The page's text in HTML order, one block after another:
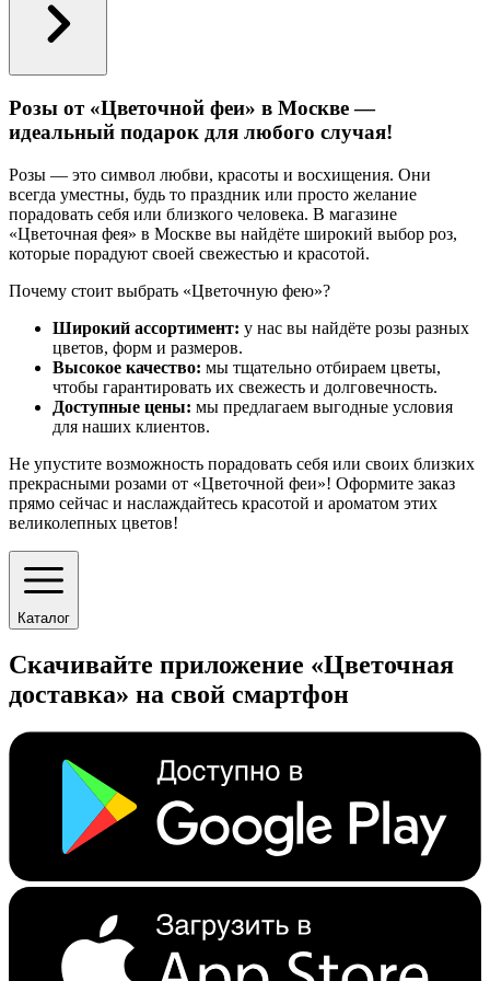
Розы от «Цветочной феи» в Москве —
идеальный подарок для любого случая!
Розы — это символ любви, красоты и восхищения. Они
всегда уместны, будь то праздник или просто желание
порадовать себя или близкого человека. В магазине
«Цветочная фея» в Москве вы найдёте широкий выбор роз,
которые порадуют своей свежестью и красотой.
Почему стоит выбрать «Цветочную фею»?
Широкий ассортимент: у нас вы найдёте розы разных
цветов, форм и размеров.
Высокое качество: мы тщательно отбираем цветы,
чтобы гарантировать их свежесть и долговечность.
Доступные цены: мы предлагаем выгодные условия
для наших клиентов.
Не упустите возможность порадовать себя или своих близких
прекрасными розами от «Цветочной феи»! Оформите заказ
прямо сейчас и наслаждайтесь красотой и ароматом этих
великолепных цветов!
Каталог
Скачивайте приложение «Цветочная
доставка» на свой смартфон